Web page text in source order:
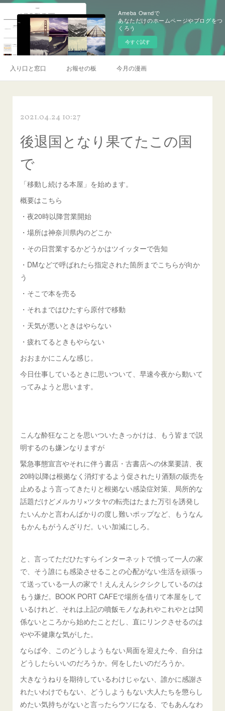
Ameba Owndで
あなただけのホームページやブログをつ
くろう
今すぐ試す
入り口と窓口 お報せの板 今月の漫画
2021.04.24 10:27
後退国となり果てたこの国
で
「移動し続ける本屋」を始めます。
概要はこちら
・夜20時以降営業開始
・場所は神奈川県内のどこか
・その日営業するかどうかはツイッターで告知
・DMなどで呼ばれたら指定された箇所までこちらが向か
う
・そこで本を売る
・それまではひたすら原付で移動
・天気が悪いときはやらない
・疲れてるときもやらない
おおまかにこんな感じ。
今日仕事しているときに思いついて、早速今夜から動いて
ってみようと思います。
こんな酔狂なことを思いついたきっかけは、もう皆まで説
明するのも嫌ンなりますが
緊急事態宣言やそれに伴う書店・古書店への休業要請、夜
20時以降は根拠なく消灯するよう促されたり酒類の販売を
止めるよう言ってきたりと根拠ない感染症対策、局所的な
話題だけどメルカリ×ツタヤの転売はたまた万引を誘発し
たいんかと言わんばかりの度し難いポップなど、もうなん
もかんもがうんざりだ。いい加減にしろ。
と、言ってただひたすらインターネットで憤って一人の家
で、そう誰にも感染させることの心配がない生活を頑張っ
て送っている一人の家で！えんえんシクシクしているのは
もう嫌だ。BOOK PORT CAFEで場所を借りて本屋をして
いるけれど、それは上記の噴飯モノなあれやこれやとは関
係ないところから始めたことだし、直にリンクさせるのは
やや不健康な気がした。
ならば今、このどうしようもない局面を迎えた今、自分は
どうしたらいいのだろうか。何をしたいのだろうか。
大きなうねりを期待しているわけじゃない、誰かに感謝さ
れたいわけでもない、どうしようもない大人たちを懲らし
めたい気持ちがないと言ったらウソになる、でもあんなわ